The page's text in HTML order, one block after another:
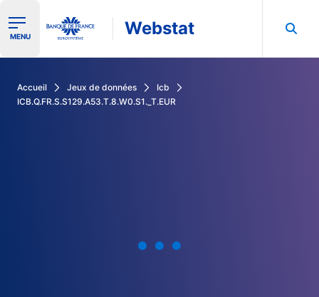
Ouvrir le menu de navigation
MENU Webstat
Accueil Jeux de données
Icb
ICB.Q.FR.S.S129.A53.T.8.W0.S1._T.EUR